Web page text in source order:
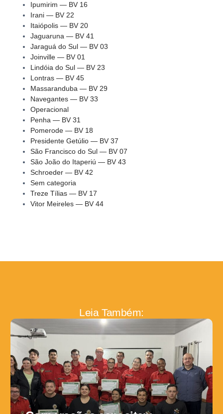
Ipumirim — BV 16
Irani — BV 22
Itaiópolis — BV 20
Jaguaruna — BV 41
Jaraguá do Sul — BV 03
Joinville — BV 01
Lindóia do Sul — BV 23
Lontras — BV 45
Massaranduba — BV 29
Navegantes — BV 33
Operacional
Penha — BV 31
Pomerode — BV 18
Presidente Getúlio — BV 37
São Francisco do Sul — BV 07
São João do Itaperiú — BV 43
Schroeder — BV 42
Sem categoria
Treze Tílias — BV 17
Vitor Meireles — BV 44
Leia Também: